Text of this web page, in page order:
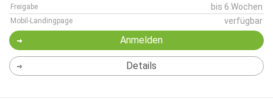
Freigabe bis 6 Wochen
Mobil-Landingpage verfügbar
Anmelden
Details